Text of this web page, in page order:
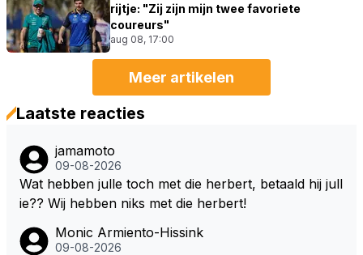
rijtje: "Zij zijn mijn twee favoriete
coureurs"
aug 08, 17:00
Meer artikelen
Laatste reacties
jamamoto
09-08-2026
Wat hebben julle toch met die herbert, betaald hij jull
ie?? Wij hebben niks met die herbert!
Monic Armiento-Hissink
09-08-2026